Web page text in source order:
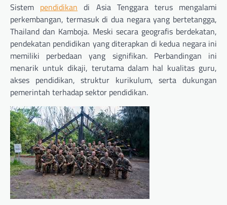
Sistem pendidikan di Asia Tenggara terus mengalami
perkembangan, termasuk di dua negara yang bertetangga,
Thailand dan Kamboja. Meski secara geografis berdekatan,
pendekatan pendidikan yang diterapkan di kedua negara ini
memiliki perbedaan yang signifikan. Perbandingan ini
menarik untuk dikaji, terutama dalam hal kualitas guru,
akses pendidikan, struktur kurikulum, serta dukungan
pemerintah terhadap sektor pendidikan.